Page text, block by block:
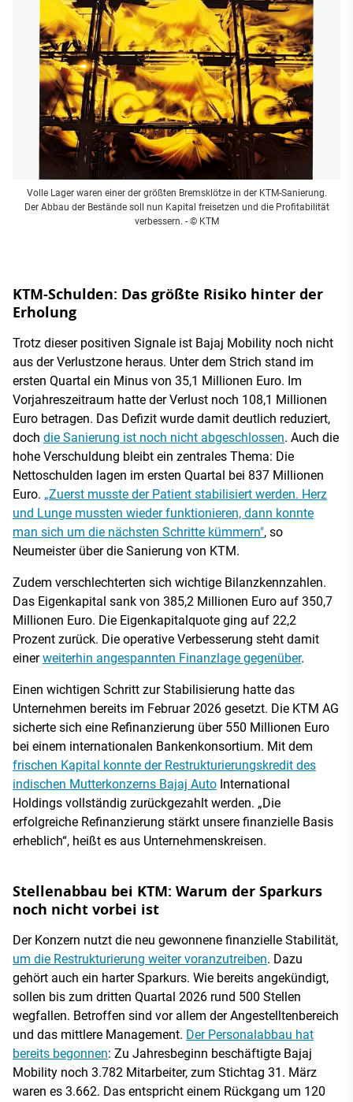
Volle Lager waren einer der größten Bremsklötze in der KTM-Sanierung.
Der Abbau der Bestände soll nun Kapital freisetzen und die Profitabilität
verbessern. - © KTM
KTM-Schulden: Das größte Risiko hinter der
Erholung
Trotz dieser positiven Signale ist Bajaj Mobility noch nicht
aus der Verlustzone heraus. Unter dem Strich stand im
ersten Quartal ein Minus von 35,1 Millionen Euro. Im
Vorjahreszeitraum hatte der Verlust noch 108,1 Millionen
Euro betragen. Das Defizit wurde damit deutlich reduziert,
doch die Sanierung ist noch nicht abgeschlossen. Auch die
hohe Verschuldung bleibt ein zentrales Thema: Die
Nettoschulden lagen im ersten Quartal bei 837 Millionen
Euro. „Zuerst musste der Patient stabilisiert werden. Herz
und Lunge mussten wieder funktionieren, dann konnte
man sich um die nächsten Schritte kümmern", so
Neumeister über die Sanierung von KTM.
Zudem verschlechterten sich wichtige Bilanzkennzahlen.
Das Eigenkapital sank von 385,2 Millionen Euro auf 350,7
Millionen Euro. Die Eigenkapitalquote ging auf 22,2
Prozent zurück. Die operative Verbesserung steht damit
einerweiterhin angespannten Finanzlage gegenüber.
Einen wichtigen Schritt zur Stabilisierung hatte das
Unternehmen bereits im Februar 2026 gesetzt. Die KTM AG
sicherte sich eine Refinanzierung über 550 Millionen Euro
bei einem internationalen Bankenkonsortium. Mit dem
frischen Kapital konnte der Restrukturierungskredit des
indischen Mutterkonzerns Bajaj Auto International
Holdings vollständig zurückgezahlt werden. „Die
erfolgreiche Refinanzierung stärkt unsere finanzielle Basis
erheblich“, heißt es aus Unternehmenskreisen.
Stellenabbau bei KTM: Warum der Sparkurs
noch nicht vorbei ist
Der Konzern nutzt die neu gewonnene finanzielle Stabilität,
um die Restrukturierung weiter voranzutreiben. Dazu
gehört auch ein harter Sparkurs. Wie bereits angekündigt,
sollen bis zum dritten Quartal 2026 rund 500 Stellen
wegfallen. Betroffen sind vor allem der Angestelltenbereich
und das mittlere Management. Der Personalabbau hat
bereits begonnen: Zu Jahresbeginn beschäftigte Bajaj
Mobility noch 3.782 Mitarbeiter, zum Stichtag 31. März
waren es 3.662. Das entspricht einem Rückgang um 120